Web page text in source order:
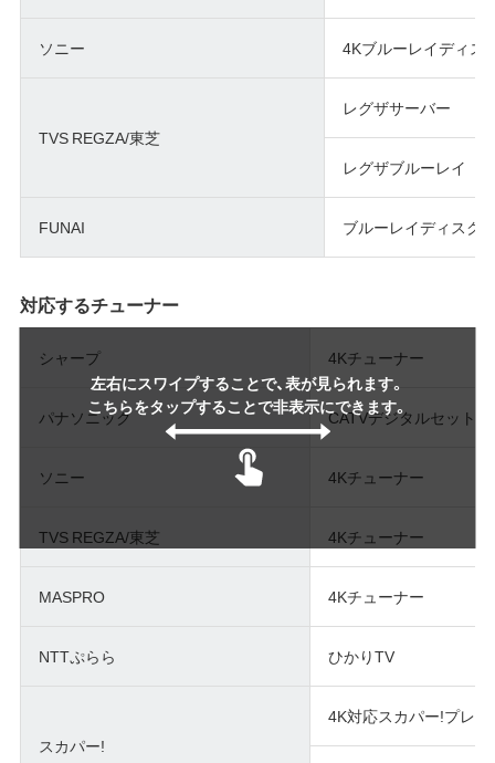
ソニー 4Kブルーレイディス
TVS REGZA/東芝
レグザサーバー
レグザブルーレイ
FUNAI ブルーレイディスク
対応するチューナー
左右にスワイプすることで、表が見られます。
こちらをタップすることで非表示にできます。
シャープ 4Kチューナー
パナソニック CATVデジタルセット
ソニー 4Kチューナー
TVS REGZA/東芝 4Kチューナー
MASPRO 4Kチューナー
NTTぷらら ひかりTV
スカパー!
4K対応スカパー!プレ